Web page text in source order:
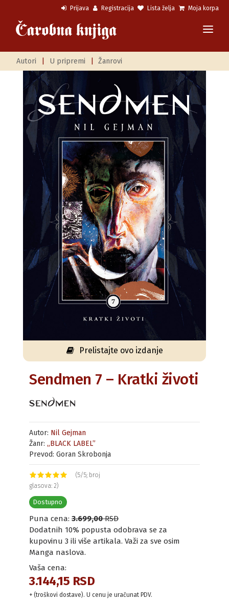
Prijava Registracija Lista želja Moja korpa
Autori U pripremi Žanrovi
Prelistajte ovo izdanje
Sendmen 7 – Kratki životi
Autor: Nil Gejman
Žanr: „BLACK LABEL”
Prevod: Goran Skrobonja
(5/5; broj
glasova: 2)
Dostupno
Puna cena: 3.699,00RSD
Dodatnih 10% popusta odobrava se za
kupovinu 3 ili više artikala. Važi za sve osim
Manga naslova.
Vaša cena:
3.144,15 RSD
+ (troškovi dostave). U cenu je uračunat PDV.